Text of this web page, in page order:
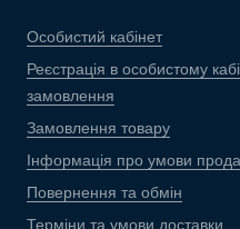
Особистий кабінет
Реєстрація в особистому
замовлення
Замовлення товару
Інформація про умови
Повернення та обмін
Терміни та умови доставки